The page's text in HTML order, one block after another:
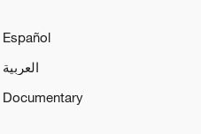
Español
العربية
Documentary